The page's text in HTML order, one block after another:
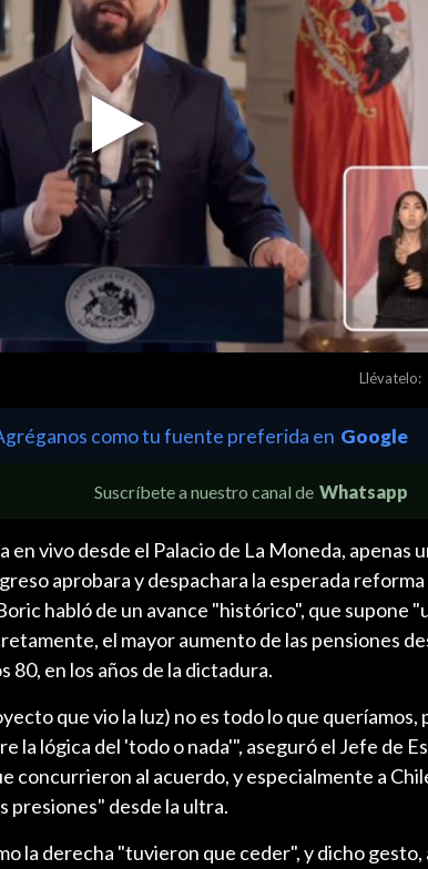
Play
Video
Llévatelo:
como tu fuente preferida en Google
Suscríbete a nuestro canal de Whatsapp
en vivo desde el Palacio de La Moneda, apenas
aprobara y despachara la esperada reforma
habló de un avance "histórico", que supone
el mayor aumento de las pensiones
80, en los años de la dictadura.
que vio la luz) no es todo lo que queríamos,
la lógica del 'todo o nada'", aseguró el Jefe de
concurrieron al acuerdo, y especialmente a
presiones" desde la ultra.
la derecha "tuvieron que ceder", y dicho gesto,